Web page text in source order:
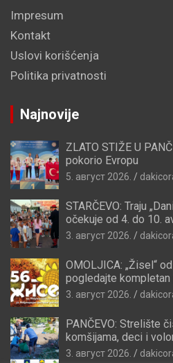
Impresum
Kontakt
Uslovi korišćenja
Politika privatnosti
Najnovije
ZLATO STIŽE U
pokorio Evropu
5. август 2026.
STARČEVO: Traju
očekuje od 4. do 10.
3. август 2026.
OMOLJICA: „Žisel“
pogledajte kompletan
3. август 2026.
PANČEVO: Strelište
komšijama, deci i
3. август 2026.